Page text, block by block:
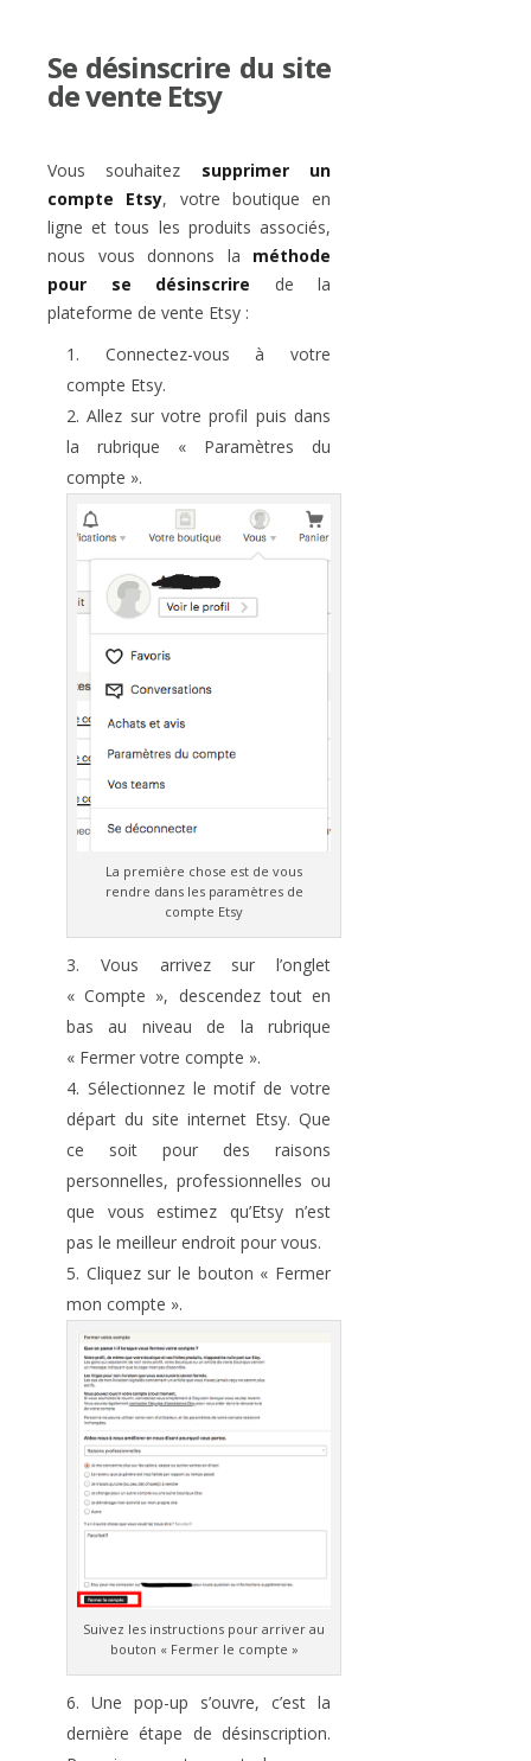
Se désinscrire du site
de vente Etsy
Vous souhaitez supprimer un
compte Etsy, votre boutique en
ligne et tous les produits associés,
nous vous donnons la méthode
pour se désinscrire de la
plateforme de vente Etsy :
Connectez-vous à votre
compte Etsy.
Allez sur votre profil puis dans
la rubrique « Paramètres du
compte ».
La première chose est de vous
rendre dans les paramètres de
compte Etsy
Vous arrivez sur l’onglet
« Compte », descendez tout en
bas au niveau de la rubrique
« Fermer votre compte ».
Sélectionnez le motif de votre
départ du site internet Etsy. Que
ce soit pour des raisons
personnelles, professionnelles ou
que vous estimez qu’Etsy n’est
pas le meilleur endroit pour vous.
Cliquez sur le bouton « Fermer
mon compte ».
Suivez les instructions pour arriver au
bouton « Fermer le compte »
Une pop-up s’ouvre, c’est la
dernière étape de désinscription.